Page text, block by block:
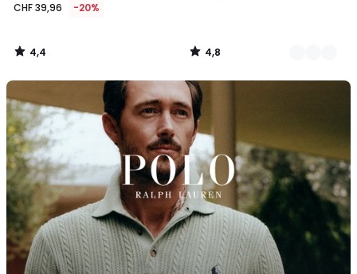
CHF 39,96 -20%
4,4
/
4,8
/
Découvrez
la
marque
Polo
Ralph
Lauren